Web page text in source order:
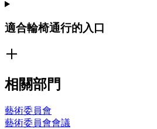
適合輪椅通行的入口
相關部門
藝術委員會
藝術委員會會議